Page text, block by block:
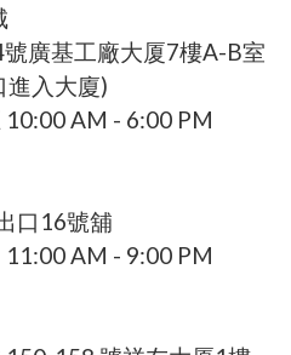
廣基工廠大厦7樓A-B室
進入大廈)
AM - 6:00 PM
口16號舖
AM - 9:00 PM